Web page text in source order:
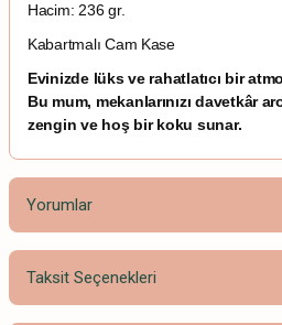
Hacim: 236 gr.
Kabartmalı Cam Kase
Evinizde lüks ve rahatlatıcı bir
Bu mum, mekanlarınızı davetkâr
zengin ve hoş bir koku sunar.
Yorumlar
Bu ürüne ilk yorumu
Taksit Seçenekleri